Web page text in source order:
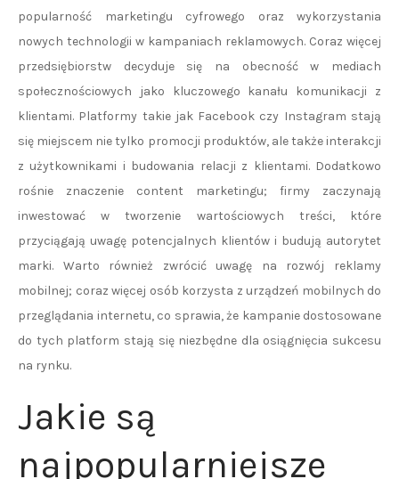
popularność marketingu cyfrowego oraz wykorzystania
nowych technologii w kampaniach reklamowych. Coraz więcej
przedsiębiorstw decyduje się na obecność w mediach
społecznościowych jako kluczowego kanału komunikacji z
klientami. Platformy takie jak Facebook czy Instagram stają
się miejscem nie tylko promocji produktów, ale także interakcji
z użytkownikami i budowania relacji z klientami. Dodatkowo
rośnie znaczenie content marketingu; firmy zaczynają
inwestować w tworzenie wartościowych treści, które
przyciągają uwagę potencjalnych klientów i budują autorytet
marki. Warto również zwrócić uwagę na rozwój reklamy
mobilnej; coraz więcej osób korzysta z urządzeń mobilnych do
przeglądania internetu, co sprawia, że kampanie dostosowane
do tych platform stają się niezbędne dla osiągnięcia sukcesu
na rynku.
Jakie są
najpopularniejsze